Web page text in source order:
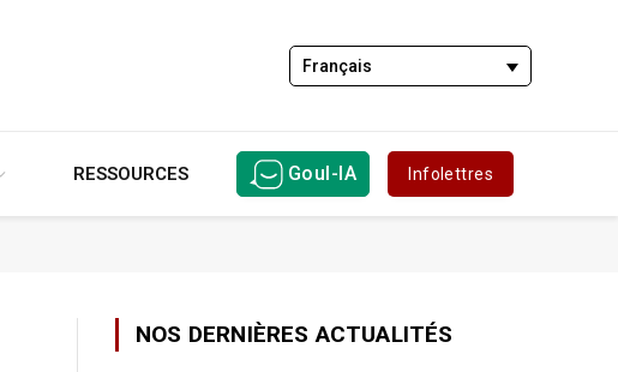
Français
RESSOURCES Goul-IA Infolettres
NOS DERNIÈRES ACTUALITÉS